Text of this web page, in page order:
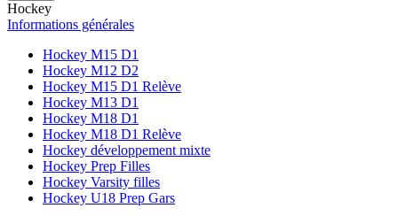
Hockey
Informations générales
Hockey M15 D1
Hockey M12 D2
Hockey M15 D1 Relève
Hockey M13 D1
Hockey M18 D1
Hockey M18 D1 Relève
Hockey développement mixte
Hockey Prep Filles
Hockey Varsity filles
Hockey U18 Prep Gars